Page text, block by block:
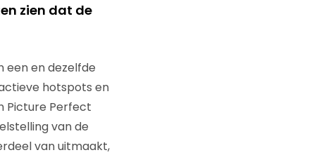
zien dat de
een en dezelfde
hotspots en
Picture Perfect
van de
van uitmaakt,